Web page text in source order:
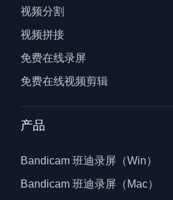
视频分割
视频拼接
免费在线录屏
免费在线视频剪辑
产品
Bandicam 班迪录屏（Win）
Bandicam 班迪录屏（Mac）